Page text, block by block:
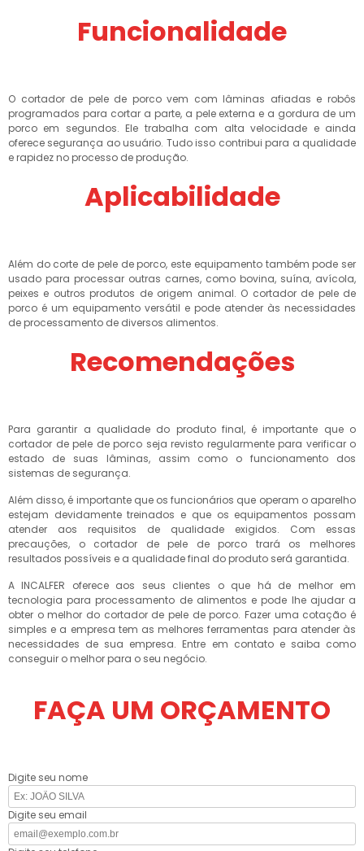
Funcionalidade
O cortador de pele de porco vem com lâminas afiadas e robôs
programados para cortar a parte, a pele externa e a gordura de um
porco em segundos. Ele trabalha com alta velocidade e ainda
oferece segurança ao usuário. Tudo isso contribui para a qualidade
e rapidez no processo de produção.
Aplicabilidade
Além do corte de pele de porco, este equipamento também pode ser
usado para processar outras carnes, como bovina, suína, avícola,
peixes e outros produtos de origem animal. O cortador de pele de
porco é um equipamento versátil e pode atender às necessidades
de processamento de diversos alimentos.
Recomendações
Para garantir a qualidade do produto final, é importante que o
cortador de pele de porco seja revisto regularmente para verificar o
estado de suas lâminas, assim como o funcionamento dos
sistemas de segurança.
Além disso, é importante que os funcionários que operam o aparelho
estejam devidamente treinados e que os equipamentos possam
atender aos requisitos de qualidade exigidos. Com essas
precauções, o cortador de pele de porco trará os melhores
resultados possíveis e a qualidade final do produto será garantida.
A INCALFER oferece aos seus clientes o que há de melhor em
tecnologia para processamento de alimentos e pode lhe ajudar a
obter o melhor do cortador de pele de porco. Fazer uma cotação é
simples e a empresa tem as melhores ferramentas para atender às
necessidades de sua empresa. Entre em contato e saiba como
conseguir o melhor para o seu negócio.
FAÇA UM ORÇAMENTO
Digite seu nome
Digite seu email